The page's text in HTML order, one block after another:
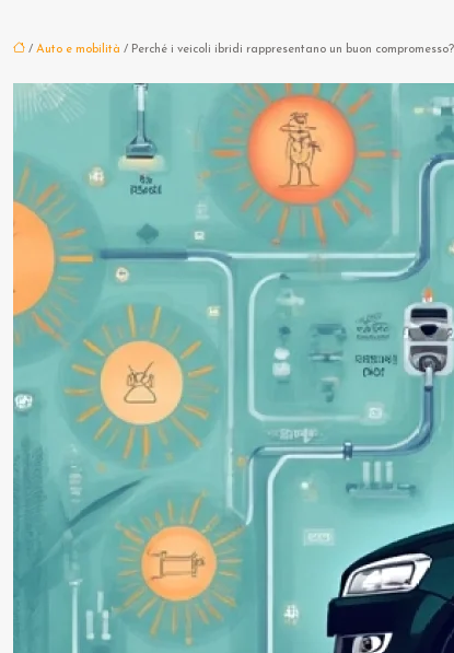
/ Auto e mobilità / Perché i veicoli ibridi rappresentano un buon compromesso?